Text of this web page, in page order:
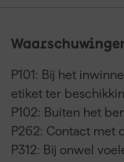
P101: Bij het
etiket ter
P102: Buiten het
P262: Contact met
P312: Bij onwel